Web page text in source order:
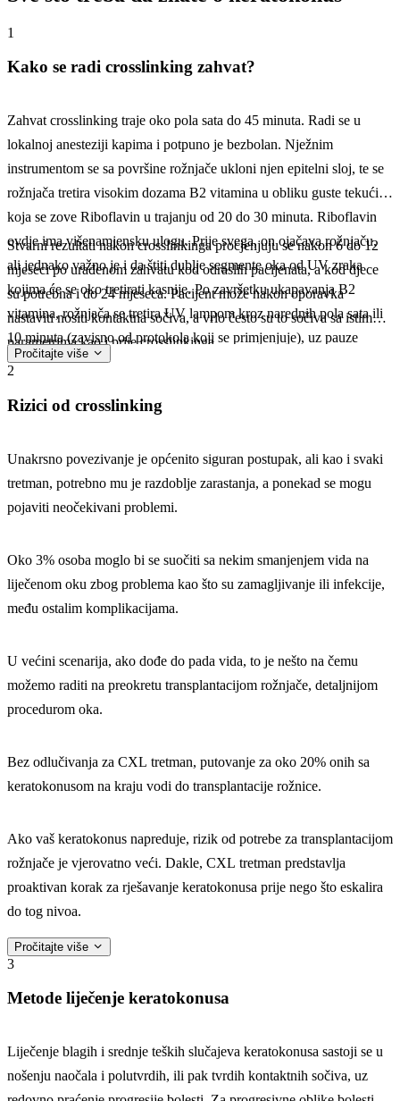
1
Kako se radi crosslinking zahvat?
Zahvat crosslinking traje oko pola sata do 45 minuta. Radi se u
lokalnoj anesteziji kapima i potpuno je bezbolan. Nježnim
instrumentom se sa površine rožnjače ukloni njen epitelni sloj, te se
rožnjača tretira visokim dozama B2 vitamina u obliku guste tekućine
koja se zove Riboflavin u trajanju od 20 do 30 minuta. Riboflavin
ovdje ima višenamjensku ulogu. Prije svega, on ojačava rožnjaču,
ali jednako važno je i da štiti dublje segmente oka od UV zraka
kojima će se oko tretirati kasnije. Po završetku ukapavanja B2
vitamina, rožnjača se tretira UV lampom kroz narednih pola sata ili
10 minuta (zavisno od protokola koji se primjenjuje), uz pauze
nakon svakih pet minuta. Lampa se automatski sama isključuje i u
završetka zahvata na tretiranu rožnjaču se aplicira meko kontaktno
dobija lokalnu terapiju u vidu kortikosteroidnih kapi koje će
ukapavati kroz naredna dva mjeseca. Prvi dan po zahvatu pacijent
može osjećati bolove na što se svakako upozori.
Stvarni rezultati nakon crosslinkinga procjenjuju se nakon 6 do 12
mjeseci po urađenom zahvatu kod odraslih pacijenata, a kod djece
su potrebna i do 24 mjeseca. Pacijent može nakon oporavka
nastaviti nositi kontaktna sočiva, a vrlo često su to sočiva sa istim
parametrima kao i prije crosslinkinga.
Pročitajte više
2
Rizici od crosslinking
Unakrsno povezivanje je općenito siguran postupak, ali kao i svaki
tretman, potrebno mu je razdoblje zarastanja, a ponekad se mogu
pojaviti neočekivani problemi.
Oko 3% osoba moglo bi se suočiti sa nekim smanjenjem vida na
liječenom oku zbog problema kao što su zamagljivanje ili infekcije,
među ostalim komplikacijama.
U većini scenarija, ako dođe do pada vida, to je nešto na čemu
možemo raditi na preokretu transplantacijom rožnjače, detaljnijom
procedurom oka.
Bez odlučivanja za CXL tretman, putovanje za oko 20% onih sa
keratokonusom na kraju vodi do transplantacije rožnice.
Ako vaš keratokonus napreduje, rizik od potrebe za transplantacijom
rožnjače je vjerovatno veći. Dakle, CXL tretman predstavlja
proaktivan korak za rješavanje keratokonusa prije nego što eskalira
do tog nivoa.
Pročitajte više
3
Metode liječenje keratokonusa
Liječenje blagih i srednje teških slučajeva keratokonusa sastoji se u
nošenju naočala i polutvrdih, ili pak tvrdih kontaktnih sočiva, uz